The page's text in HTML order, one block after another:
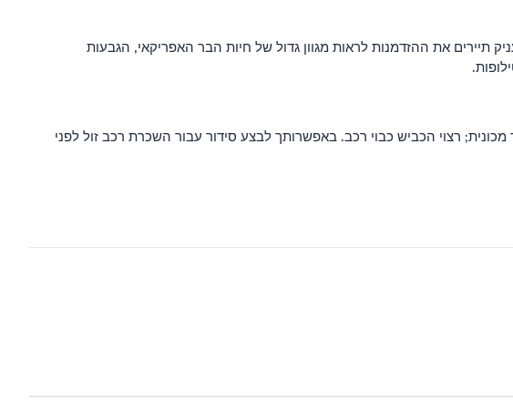
מתמיד. הפארק מוסד מעניק תיירים את ההזדמנות לראות מגוון גדול של חיות הבר האפריקאי, הגבעות
רצוי הכביש כבוי רכב. באפשרותך לבצע סידור עבור השכרת רכב זול לפני